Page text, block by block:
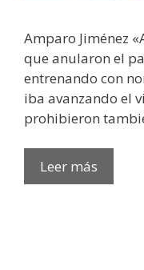
Amparo Jiménez
que anularon el
entrenando con
iba avanzando el
prohibieron
Leer más